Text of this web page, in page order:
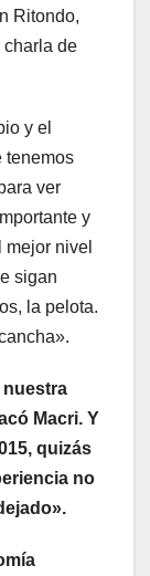
Ritondo,
charla de
y el
tenemos
ver
y
nivel
sigan
la pelota.
nuestra
Macri. Y
quizás
no